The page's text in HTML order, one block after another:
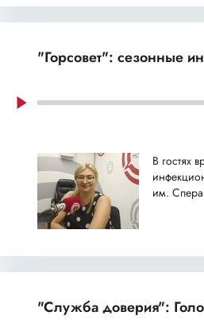
"Горсовет": сезонные
В гостях
им.
"Служба доверия":